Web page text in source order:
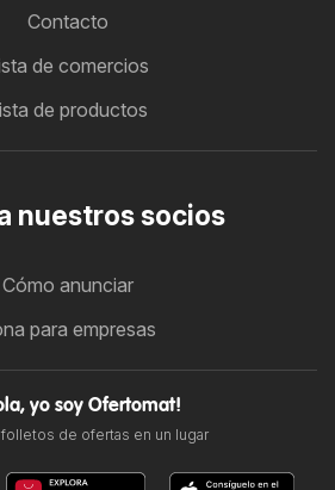
Contacto
de comercios
de productos
nuestros socios
Cómo anunciar
para empresas
yo soy Ofertomat!
de ofertas en un lugar